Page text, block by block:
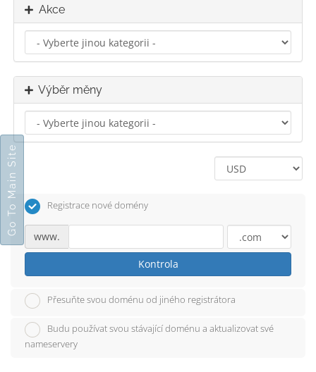
Akce
Výběr měny
Registrace nové domény
www.
Kontrola
Přesuňte svou doménu od jiného registrátora
Budu používat svou stávající doménu a aktualizovat své
nameservery
Go To Main Site